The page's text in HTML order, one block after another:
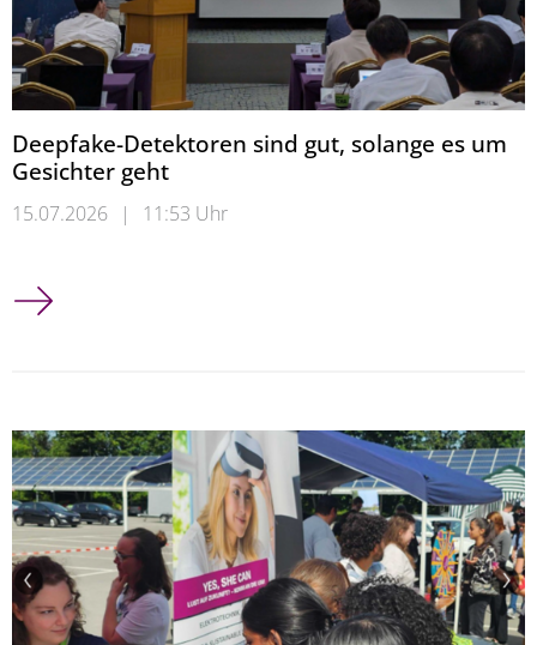
Deepfake-Detektoren sind gut, solange es um
Gesichter geht
15.07.2026 | 11:53 Uhr
Deepfake-Detektoren sind gut, solange es um Gesichter geht